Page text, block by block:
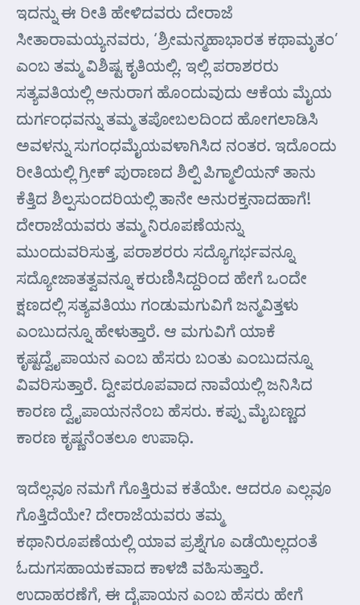
ಇದನ್ನು ಈ ರೀತಿ ಹೇಳಿದವರು ದೇರಾಜೆ
ಸೀತಾರಾಮಯ್ಯನವರು, ‘ಶ್ರೀಮನ್ಮಹಾಭಾರತ ಕಥಾಮೃತಂ’
ಎಂಬ ತಮ್ಮ ವಿಶಿಷ್ಟ ಕೃತಿಯಲ್ಲಿ. ಇಲ್ಲಿ ಪರಾಶರರು
ಸತ್ಯವತಿಯಲ್ಲಿ ಅನುರಾಗ ಹೊಂದುವುದು ಆಕೆಯ ಮೈಯ
ದುರ್ಗಂಧವನ್ನು ತಮ್ಮ ತಪೋಬಲದಿಂದ ಹೋಗಲಾಡಿಸಿ
ಅವಳನ್ನು ಸುಗಂಧಮೈಯವಳಾಗಿಸಿದ ನಂತರ. ಇದೊಂದು
ರೀತಿಯಲ್ಲಿ ಗ್ರೀಕ್ ಪುರಾಣದ ಶಿಲ್ಪಿ ಪಿಗ್ಮಾಲಿಯನ್ ತಾನು
ಕೆತ್ತಿದ ಶಿಲ್ಪಸುಂದರಿಯಲ್ಲಿ ತಾನೇ ಅನುರಕ್ತನಾದಹಾಗೆ!
ದೇರಾಜೆಯವರು ತಮ್ಮ ನಿರೂಪಣೆಯನ್ನು
ಮುಂದುವರಿಸುತ್ತ, ಪರಾಶರರು ಸದ್ಯೊಗರ್ಭವನ್ನೂ
ಸದ್ಯೋಜಾತತ್ವವನ್ನೂ ಕರುಣಿಸಿದ್ದರಿಂದ ಹೇಗೆ ಒಂದೇ
ಕ್ಷಣದಲ್ಲಿ ಸತ್ಯವತಿಯು ಗಂಡುಮಗುವಿಗೆ ಜನ್ಮವಿತ್ತಳು
ಎಂಬುದನ್ನೂ ಹೇಳುತ್ತಾರೆ. ಆ ಮಗುವಿಗೆ ಯಾಕೆ
ಕೃಷ್ಟದ್ವೈಪಾಯನ ಎಂಬ ಹೆಸರು ಬಂತು ಎಂಬುದನ್ನೂ
ವಿವರಿಸುತ್ತಾರೆ. ದ್ವೀಪರೂಪವಾದ ನಾವೆಯಲ್ಲಿ ಜನಿಸಿದ
ಕಾರಣ ದ್ವೈಪಾಯನನೆಂಬ ಹೆಸರು. ಕಪ್ಪು ಮೈಬಣ್ಣದ
ಕಾರಣ ಕೃಷ್ಣನೆಂತಲೂ ಉಪಾಧಿ.
ಇದೆಲ್ಲವೂ ನಮಗೆ ಗೊತ್ತಿರುವ ಕತೆಯೇ. ಆದರೂ ಎಲ್ಲವೂ
ಗೊತ್ತಿದೆಯೇ? ದೇರಾಜೆಯವರು ತಮ್ಮ
ಕಥಾನಿರೂಪಣೆಯಲ್ಲಿ ಯಾವ ಪ್ರಶ್ನೆಗೂ ಎಡೆಯಿಲ್ಲದಂತೆ
ಓದುಗಸಹಾಯಕವಾದ ಕಾಳಜಿ ವಹಿಸುತ್ತಾರೆ.
ಉದಾಹರಣೆಗೆ, ಈ ದೈಪಾಯನ ಎಂಬ ಹೆಸರು ಹೇಗೆ